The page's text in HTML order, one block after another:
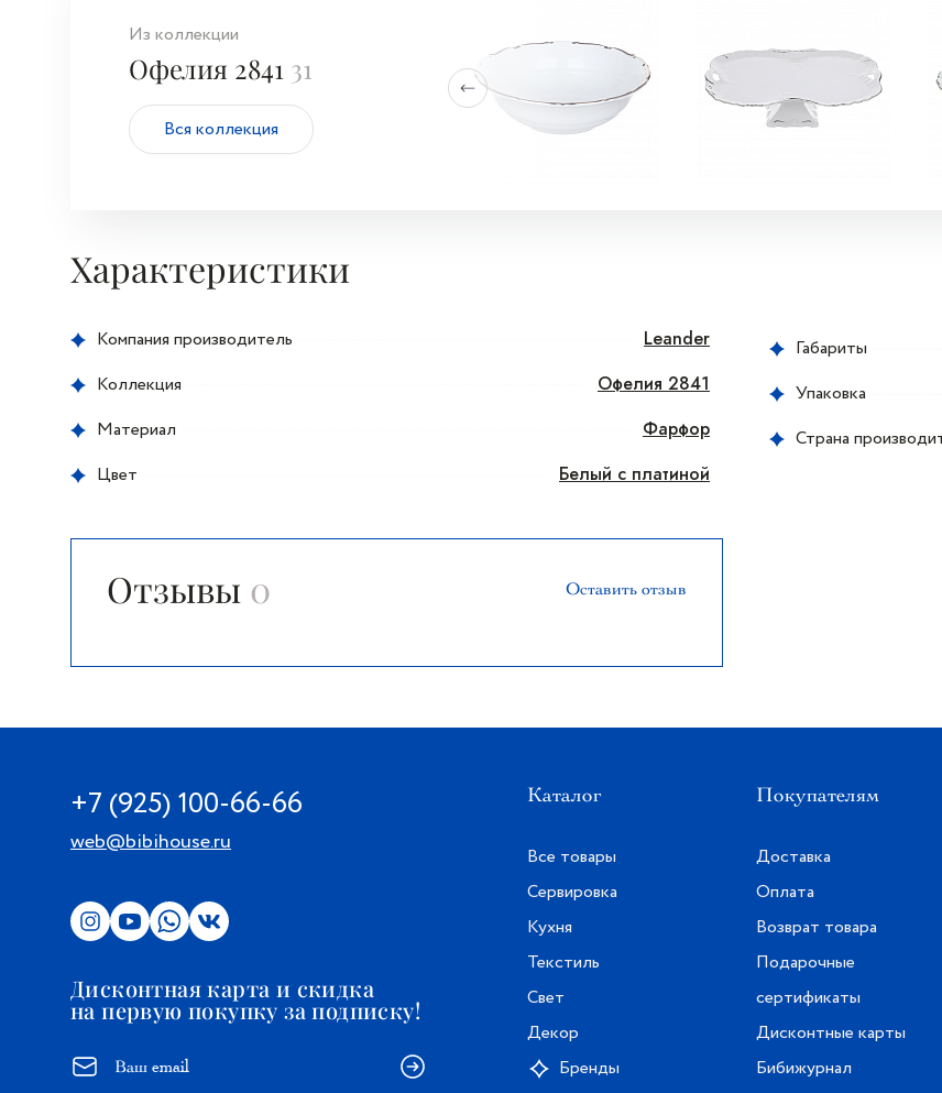
Из коллекции
Офелия 2841 31
Вся коллекция
Характеристики
Компания производитель
Leander
Коллекция
Офелия 2841
Материал
Фарфор
Цвет
Белый с платиной
Габариты
Упаковка
Страна
Отзывы 0 Оставить отзыв
+7 (925) 100-66-66
web@bibihouse.ru
Дисконтная карта и скидка
на первую покупку за подписку!
Каталог
Все товары
Сервировка
Кухня
Текстиль
Свет
Декор
Бренды
Покупателям
Доставка
Оплата
Возврат товара
Подарочные
сертификаты
Дисконтные карты
Бибижурнал